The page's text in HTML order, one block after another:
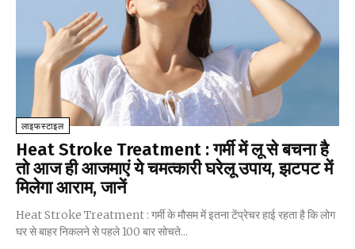
लाइफस्टाइल
Heat Stroke Treatment : गर्मी में लू से बचना है
तो आज ही आजमाएं ये चमत्कारी घरेलू उपाय, झटपट में
मिलेगा आराम, जानें
Heat Stroke Treatment : गर्मी के मौसम में इतना टेंप्रेचर हाई रहता है कि लोग
घर से बाहर निकलने से पहले 100 बार सोचते...